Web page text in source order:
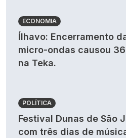
ECONOMIA
Ílhavo: Encerramento
micro-ondas causou
na Teka.
POLÍTICA
Festival Dunas de São
com três dias de